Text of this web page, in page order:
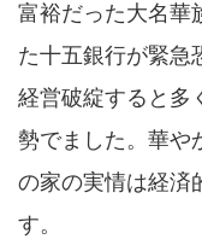
富裕だった大名華
た十五銀行が緊急
経営破綻すると多
勢でました。華や
の家の実情は経済
す。